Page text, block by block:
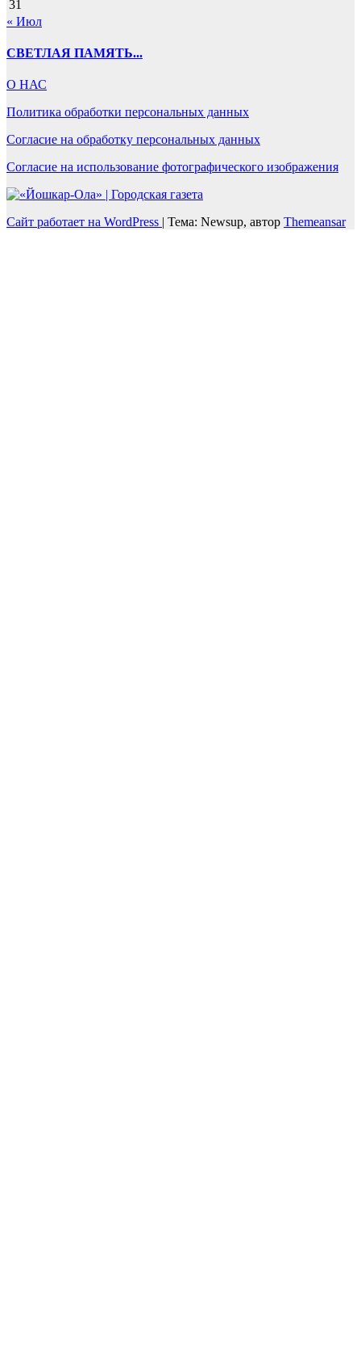
31
« Июл
СВЕТЛАЯ ПАМЯТЬ...
О НАС
Политика обработки персональных данных
Согласие на обработку персональных данных
Согласие на использование фотографического изображения
Сайт работает на WordPress | Тема: Newsup, автор Themeansar